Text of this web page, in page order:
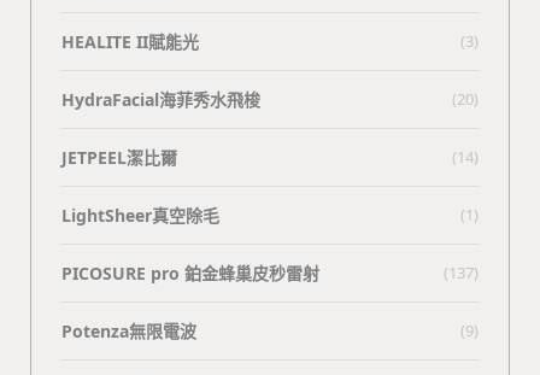
HEALITE II賦能光 (3)
HydraFacial海菲秀水飛梭 (20)
JETPEEL潔比爾 (14)
LightSheer真空除毛 (1)
PICOSURE pro 鉑金蜂巢皮秒雷射 (137)
Potenza無限電波 (9)